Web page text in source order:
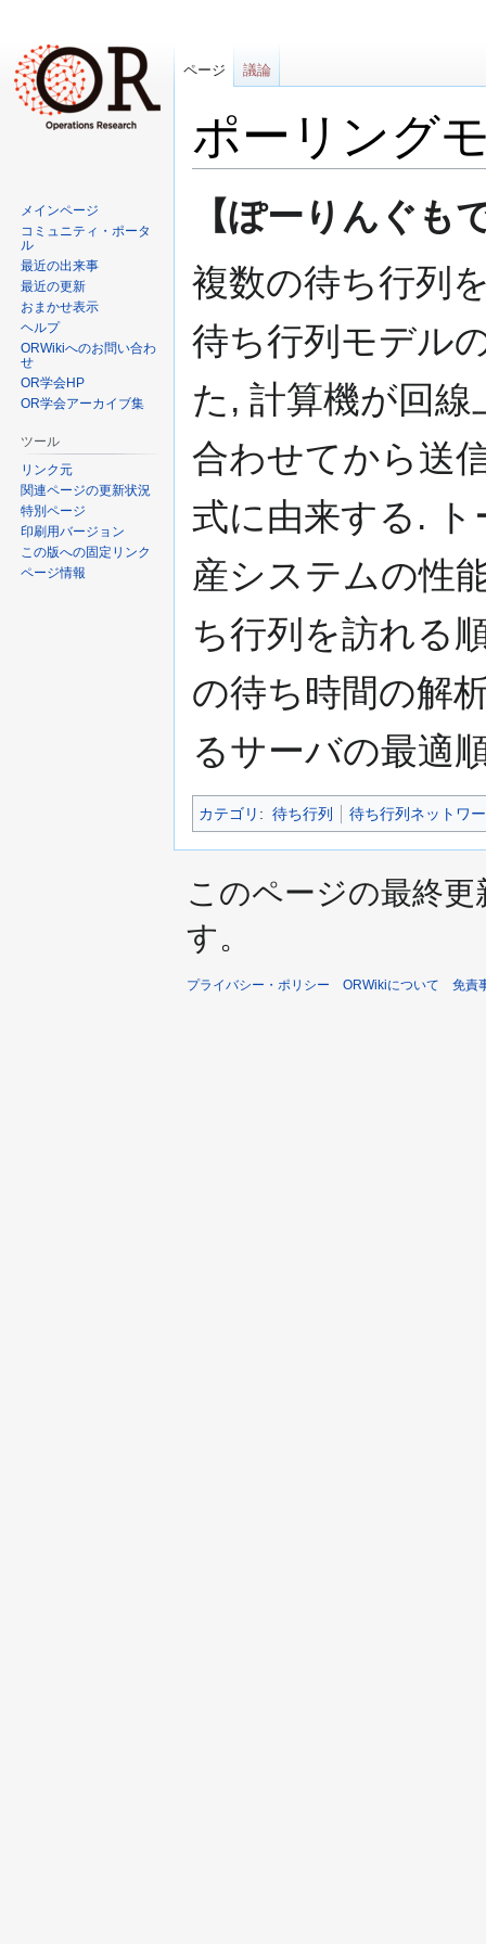
ポーリング
ー
シ
ン
に
移
動
移
動
【ぽーりんぐ
複数の待ち行列
待ち行列モデル
た, 計算機が回
合わせてから送
式に由来する.
産システムの性
ち行列を訪れる
の待ち時間の解
るサーバの最適
カテゴリ : 待ち行列 待ち行列ネットワ
ページ 議論
メインページ
コミュニティ・ポータ
ル
最近の出来事
最近の更新
おまかせ表示
ヘルプ
ORWikiへのお問い合わ
せ
OR学会HP
OR学会アーカイブ集
ツール
リンク元
関連ページの更新状況
特別ページ
印刷用バージョン
この版への固定リンク
ページ情報
このページの最終
す。
プライバシー・ポリシー ORWikiについて 免責